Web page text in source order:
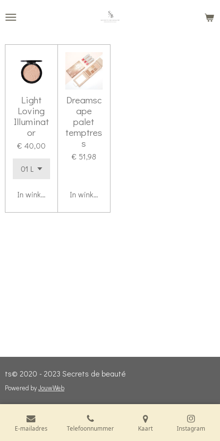
hoofdinhoud
Light
Loving
Illuminat
or
€ 40,00
In winkelwagen
Dreamsc
ape
palet
temptres
s
€ 51,98
In winkelwagen
ts© 2020 - 2023 Secrets de beauté
Powered byJouwWeb
E-mailadres Telefoonnummer Kaart Instagram